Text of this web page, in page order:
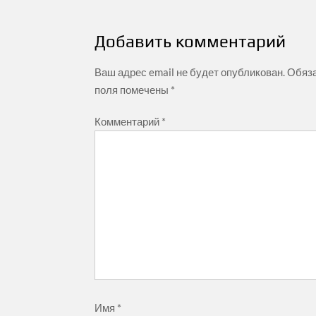
записям
Добавить комментарий
Ваш адрес email не будет опубликован.
поля помечены *
Комментарий *
Имя *